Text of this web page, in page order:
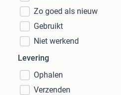
Zo goed als nieuw
Gebruikt
Niet werkend
Levering
Ophalen
Verzenden